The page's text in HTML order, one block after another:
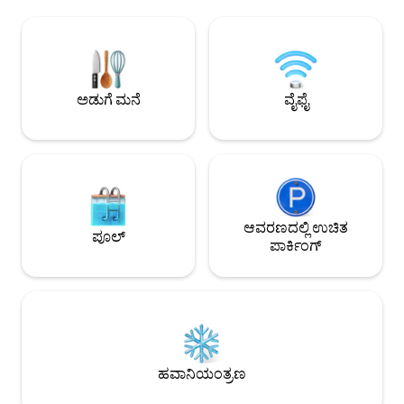
ಬ್ಲಾಕ್‌ಗಳಷ್ಟು ದೂರದಲ್ಲಿರುವ ಸುಂದರವಾದ
ಲೈಟ್‌ಹೌಸ್‌ಗೆ ಮತ್ತು ಲಾರ್ಕೊ ಮಾರ್‌ಗೆ ~10 ಕರಾವಳಿ
ಬ್ಲಾಕ್‌ಗಳಷ್ಟು ದೂರದಲ್ಲಿದೆ. *ಇತ್ತೀಚೆಗೆ ನವೀಕರಿಸಲಾದ
ಅಪಾರ್ಟ್‌ಮೆಂಟ್, ಲಾಬಿ ಮತ್ತು ಎಲಿವೇಟರ್‌ಗಳು
ಸ್ಮಾರ್ಟ್ ಟಿವಿ ಮತ್ತು 24/7 ಭದ್ರತೆ
ಹೃದಯಭಾಗದಲ್ಲಿ
ಹುಡುಕುತ್ತಿರುವ
ಸೂಕ್ತವಾಗಿದೆ.
ಅಡುಗೆ ಮನೆ ವೈಫೈ
ಪೂಲ್
ಆವರಣದಲ್ಲಿ ಉಚಿತ
ಪಾರ್ಕಿಂಗ್
ಹವಾನಿಯಂತ್ರಣ